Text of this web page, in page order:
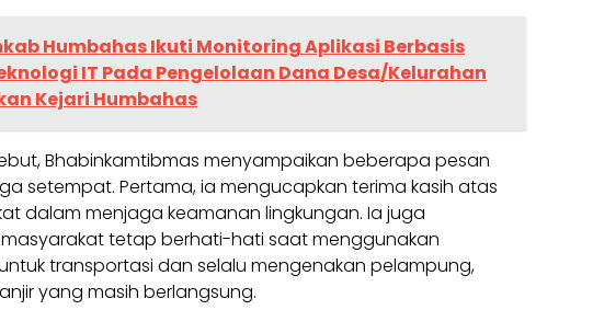
Humbahas Ikuti Monitoring Aplikasi Berbasis
IT Pada Pengelolaan Dana Desa/Kelurahan
Kejari Humbahas
Bhabinkamtibmas menyampaikan beberapa pesan
setempat. Pertama, ia mengucapkan terima kasih atas
dalam menjaga keamanan lingkungan. Ia juga
tetap berhati-hati saat menggunakan
transportasi dan selalu mengenakan pelampung,
yang masih berlangsung.